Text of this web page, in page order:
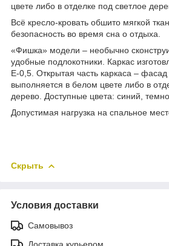
цвете либо в отделке под светлое
Всё кресло-кровать обшито мягкой
безопасность во время сна о отдыха.
«Фишка» модели – необычно
удобные подлокотники. Каркас
Е-0,5. Открытая часть каркаса –
выполняется в белом цвете либо в
дерево. Доступные цвета: синий,
Допустимая нагрузка на спальное
Скрыть
Условия доставки
Самовывоз
Доставка курьером